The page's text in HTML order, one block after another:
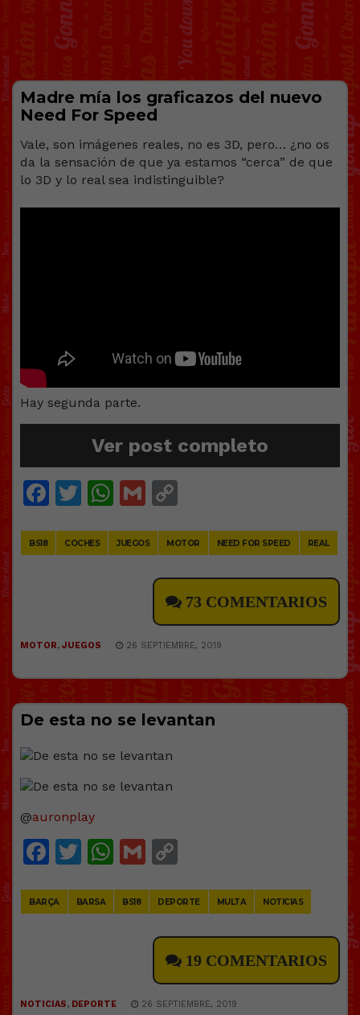
Madre mía los graficazos del nuevo
Need For Speed
Vale, son imágenes reales, no es 3D, pero… ¿no os
da la sensación de que ya estamos “cerca” de que
lo 3D y lo real sea indistinguible?
Hay segunda parte.
Ver post completo
Facebook
Twitter
WhatsApp
Gmail
BS18 COCHES JUEGOS MOTOR NEED FOR SPEED REAL
73 COMENTARIOS
MOTOR, JUEGOS 26 SEPTIEMBRE, 2019
De esta no se levantan
@auronplay
Facebook
Twitter
WhatsApp
Gmail
BARÇA BARSA BS18 DEPORTE MULTA NOTICIAS
19 COMENTARIOS
NOTICIAS, DEPORTE 26 SEPTIEMBRE, 2019